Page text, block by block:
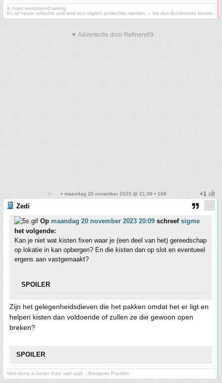
ik moet verrassend weinig
Es ist heute schlecht und wird nun täglich schlechter werden, – bis das Schlimmste kommt
▼ Advertentie door Refinery89
• maandag 20 november 2023 @ 21:39 • 168
Zedi
Op maandag 20 november 2023 20:09 schreef sigme
het volgende:
Kan je niet wat kisten fixen waar je (een deel van het) gereedschap
op lokatie in kan opbergen? En die kisten dan op slot en eventueel
ergens aan vastgemaakt?
SPOILER
Zijn het gelegenheidsdieven die het pakken omdat het er ligt en
helpen kisten dan voldoende of zullen ze die gewoon open
breken?
SPOILER
Well done is better than well said. - Benjamin Franklin